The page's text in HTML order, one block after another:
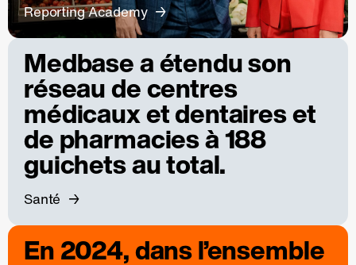
Reporting Academy
Medbase a étendu son
réseau de centres
médicaux et dentaires et
de pharmacies à 188
guichets au total.
Santé
En 2024, dans l’ensemble